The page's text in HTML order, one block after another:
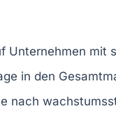
Unternehmen mit
in den
nach